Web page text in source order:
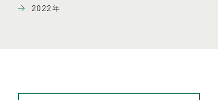
2022年